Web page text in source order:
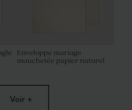
Enveloppe mariage
mouchetée papier naturel
Voir +